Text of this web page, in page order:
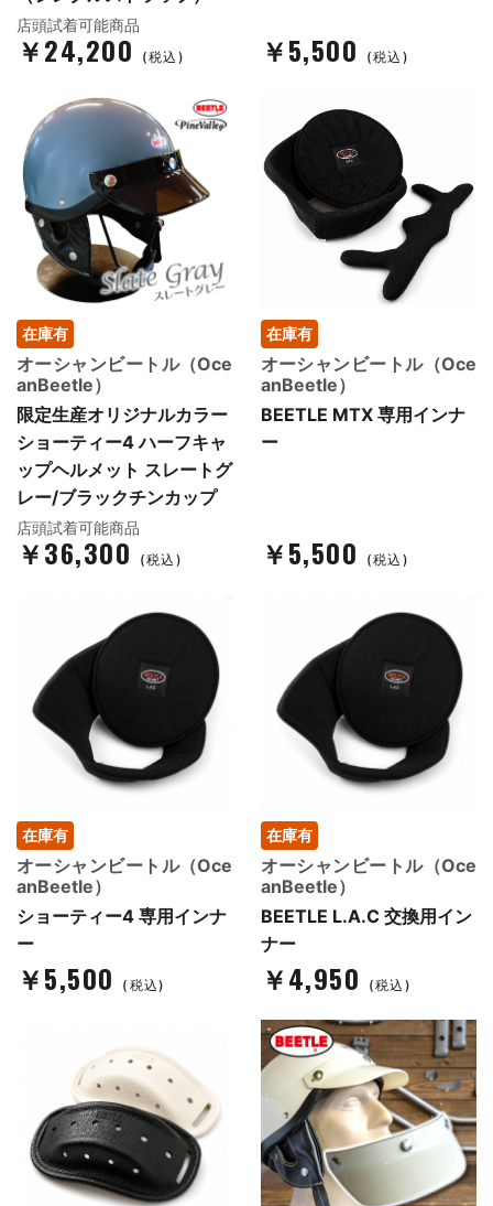
店頭試着可能商品
￥24,200 (税込) ￥5,500 (税込)
在庫有
オーシャンビートル（Oce
anBeetle）
限定生産オリジナルカラー
ショーティー4 ハーフキャ
ップヘルメット スレートグ
レー/ブラックチンカップ
店頭試着可能商品
￥36,300 (税込)
在庫有
オーシャンビートル（Oce
anBeetle）
BEETLE MTX 専用インナ
ー
￥5,500 (税込)
在庫有
オーシャンビートル（Oce
anBeetle）
ショーティー4 専用インナ
ー
￥5,500 (税込)
在庫有
オーシャンビートル（Oce
anBeetle）
BEETLE L.A.C 交換用イン
ナー
￥4,950 (税込)